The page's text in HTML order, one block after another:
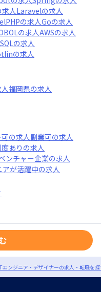
求人Laravelの求人
の求人Goの求人
の求人AWSの求人
の求人
の求人
福岡県の求人
の求人副業可の求人
あり の求人
ンチャー企業の求人
アが活躍中の求人
エンジニア・デザイナーの求人・転職を